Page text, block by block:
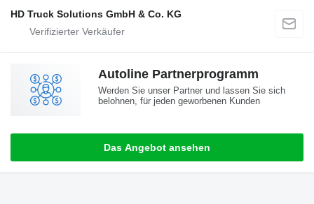
HD Truck Solutions GmbH & Co. KG
Autoline Partnerprogramm
Werden Sie unser Partner und lassen Sie sich
belohnen, für jeden geworbenen Kunden
Das Angebot ansehen